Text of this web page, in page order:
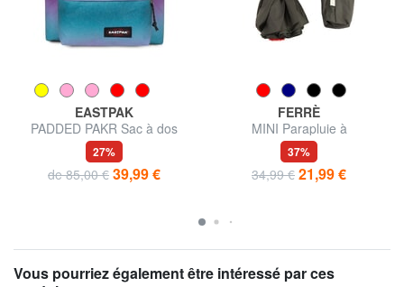
EASTPAK
PADDED PAKR Sac à dos
27%
de 85,00 € 39,99 €
FERRÈ
MINI Parapluie à
ouverture/fermeture
automatique
37%
34,99 € 21,99 €
Vous pourriez également être intéressé par ces